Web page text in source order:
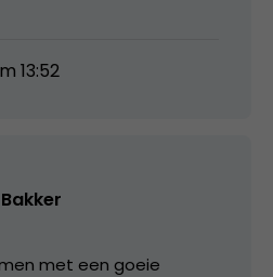
13:52
met een goeie